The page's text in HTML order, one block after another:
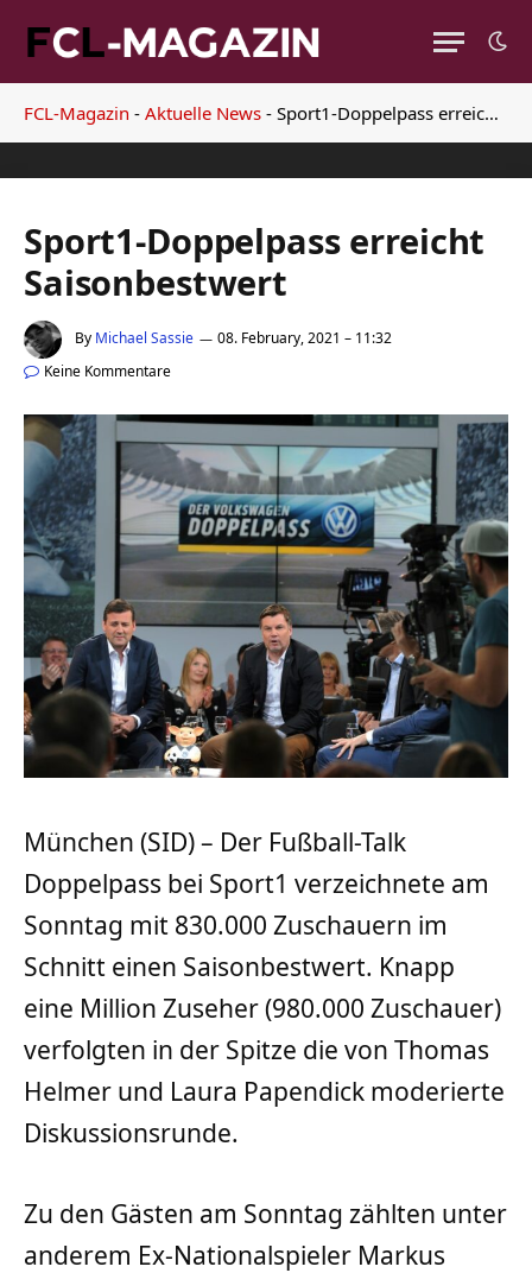
FCL-Magazin - Aktuelle News - Sport1-Doppelpass erreicht Saisonbestwert
Sport1-Doppelpass erreicht
Saisonbestwert
By Michael Sassie
08. February, 2021 – 11:32
Keine Kommentare
München (SID) – Der Fußball-Talk
Doppelpass bei Sport1 verzeichnete am
Sonntag mit 830.000 Zuschauern im
Schnitt einen Saisonbestwert. Knapp
eine Million Zuseher (980.000 Zuschauer)
verfolgten in der Spitze die von Thomas
Helmer und Laura Papendick moderierte
Diskussionsrunde.
Zu den Gästen am Sonntag zählten unter
anderem Ex-Nationalspieler Markus